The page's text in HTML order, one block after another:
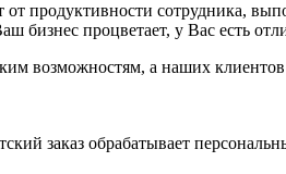
продуктивности сотрудника,
бизнес процветает, у Вас есть
возможностям, а наших
заказ обрабатывает